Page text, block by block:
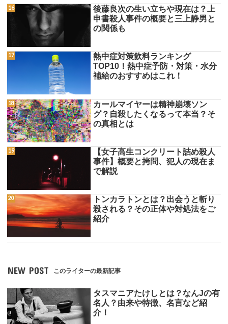
後藤良次の生い立ちや現在は？上
申書殺人事件の概要と三上静男と
の関係も
熱中症対策飲料ランキング
TOP10！熱中症予防・対策・水分
補給のおすすめはこれ！
カールマイヤーは精神崩壊ソン
グ？自殺したくなるって本当？そ
の真相とは
【女子高生コンクリート詰め殺人
事件】概要と拷問、犯人の現在ま
で解説
トンカラトンとは？出会うと斬り
殺される？その正体や対処法をご
紹介
NEW POST このライターの最新記事
タスマニアたけしとは？なんJの有
名人？由来や特徴、名言など紹
介！